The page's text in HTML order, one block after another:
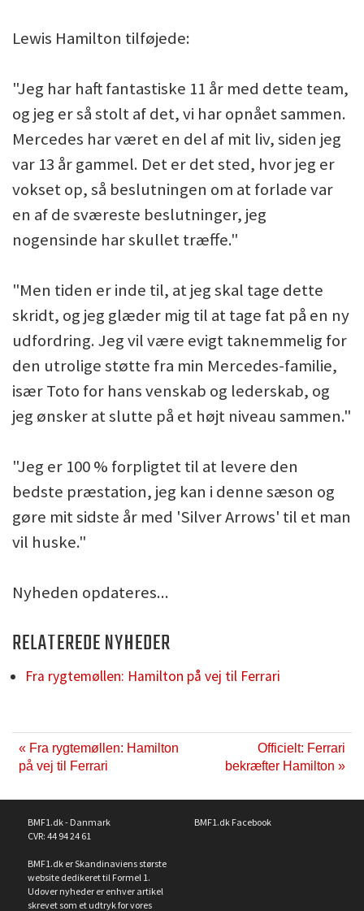
Lewis Hamilton tilføjede:
"Jeg har haft fantastiske 11 år med dette team,
og jeg er så stolt af det, vi har opnået sammen.
Mercedes har været en del af mit liv, siden jeg
var 13 år gammel. Det er det sted, hvor jeg er
vokset op, så beslutningen om at forlade var
en af de sværeste beslutninger, jeg
nogensinde har skullet træffe."
"Men tiden er inde til, at jeg skal tage dette
skridt, og jeg glæder mig til at tage fat på en ny
udfordring. Jeg vil være evigt taknemmelig for
den utrolige støtte fra min Mercedes-familie,
især Toto for hans venskab og lederskab, og
jeg ønsker at slutte på et højt niveau sammen."
"Jeg er 100 % forpligtet til at levere den
bedste præstation, jeg kan i denne sæson og
gøre mit sidste år med 'Silver Arrows' til et man
vil huske."
Nyheden opdateres...
RELATEREDE NYHEDER
Fra rygtemøllen: Hamilton på vej til Ferrari
« Fra rygtemøllen: Hamilton
på vej til Ferrari
Officielt: Ferrari
bekræfter Hamilton »
BMF1.dk - Danmark
CVR: 44 94 24 61
BMF1.dk er Skandinaviens største
website dedikeret til Formel 1.
Udover nyheder er enhver artikel
skrevet som et udtryk for vores
BMF1.dk Facebook